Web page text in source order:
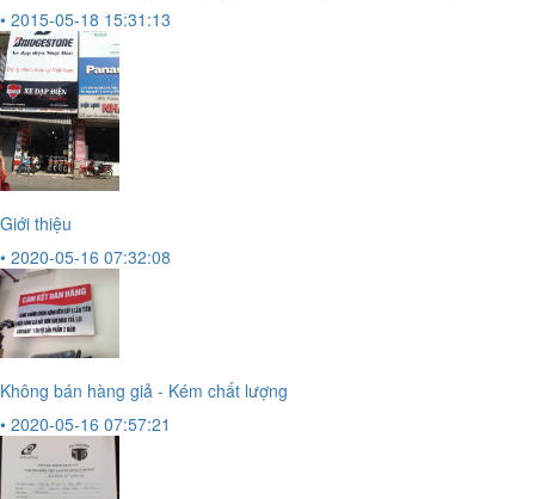
• 2015-05-18 15:31:13
Giới thiệu
• 2020-05-16 07:32:08
Không bán hàng giả - Kém chất lượng
• 2020-05-16 07:57:21